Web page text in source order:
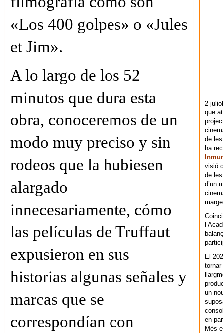
«Los 400 golpes» o «Jules
et Jim».
A lo largo de los 52
minutos que dura esta
obra, conoceremos de un
modo muy preciso y sin
rodeos que la hubiesen
alargado
innecesariamente, cómo
las películas de Truffaut
expusieron en sus
historias algunas señales y
marcas que se
correspondían con
2
que
de
ha
visió
de
d’un
El
un
en
Més